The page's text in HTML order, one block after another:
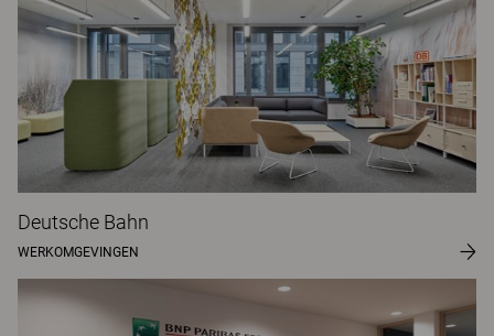
Deutsche Bahn
WERKOMGEVINGEN